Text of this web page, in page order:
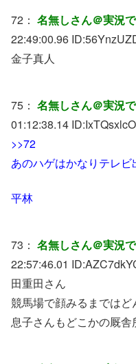
72： 名無しさん＠実況
22:49:00.96 ID:
金子真人
75： 名無しさん＠実況
01:12:38.14 ID:IxTQsxlcO
>>72
あのハゲはかなりテレ
平林
73： 名無しさん＠実況
22:57:46.01 ID:
田重田さん
競馬場で顔みるまでは
息子さんもどこかの厩舎